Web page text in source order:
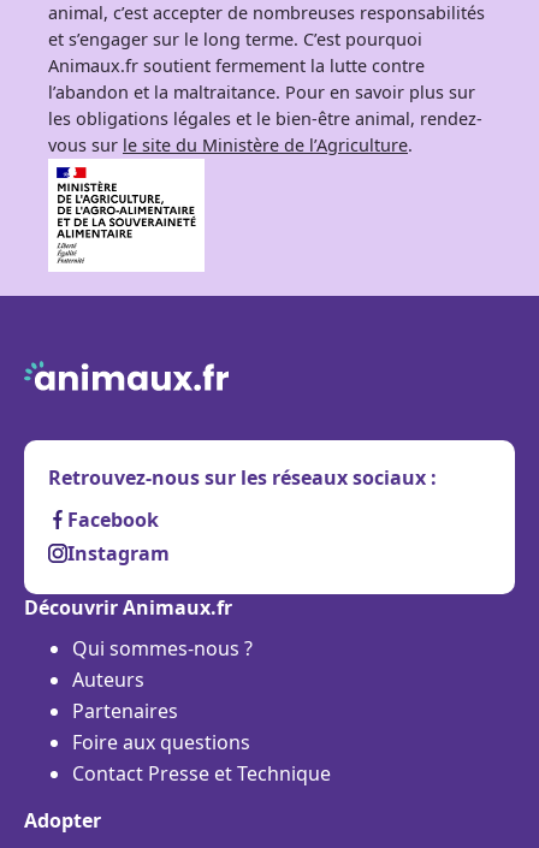
animal, c’est accepter de nombreuses responsabilités
et s’engager sur le long terme. C’est pourquoi
Animaux.fr soutient fermement la lutte contre
l’abandon et la maltraitance. Pour en savoir plus sur
les obligations légales et le bien-être animal, rendez-
vous sur le site du Ministère de l’Agriculture.
Retrouvez-nous sur les réseaux sociaux :
Facebook
Instagram
Découvrir Animaux.fr
Qui sommes-nous ?
Auteurs
Partenaires
Foire aux questions
Contact Presse et Technique
Adopter